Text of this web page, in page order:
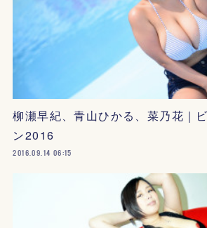
柳瀬早紀、青山ひかる、菜乃花｜
ン2016
2016.09.14 06:15